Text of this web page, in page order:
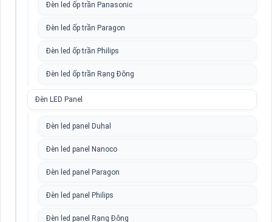
Đèn led ốp trần Panasonic
Đèn led ốp trần Paragon
Đèn led ốp trần Philips
Đèn led ốp trần Rạng Đông
Đèn LED Panel
Đèn led panel Duhal
Đèn led panel Nanoco
Đèn led panel Paragon
Đèn led panel Philips
Đèn led panel Rạng Đông